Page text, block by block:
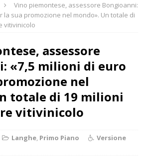
Vino piemontese, assessore Bongioanni:
la sua promozione nel mondo». Un totale di
vitivinicolo
assessore
«7,5 milioni di euro
nel
totale di 19 milioni
vitivinicolo
Langhe, Primo Piano
Versione